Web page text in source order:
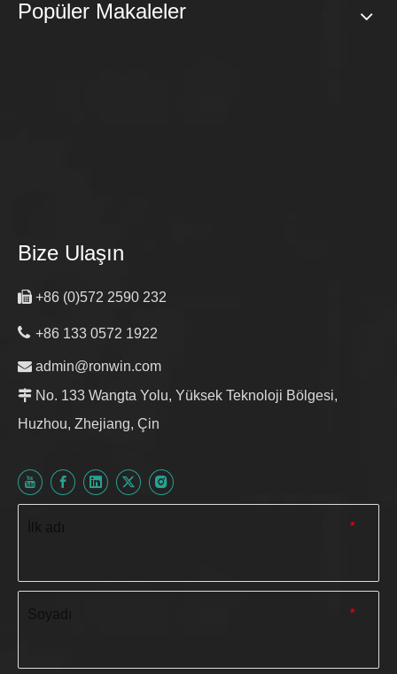
Popüler Makaleler
Bize Ulaşın
 +86 (0)572 2590 232
 +86 133 0572 1922
 admin@ronwin.com
 No. 133 Wangta Yolu, Yüksek Teknoloji Bölgesi,
Huzhou, Zhejiang, Çin
*
*